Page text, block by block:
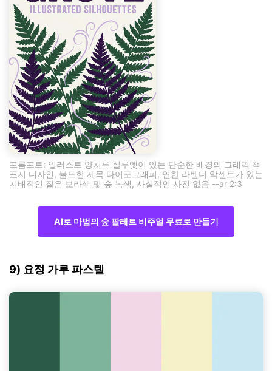
프롬프트: 일러스트 양치류 실루엣이 있는 단순한 배경의 그래픽 책
표지 디자인, 볼드한 제목 타이포그래피, 연한 라벤더 악센트가 있는
지배적인 짙은 보라색 및 숲 녹색, 사실적인 사진 없음 --ar 2:3
AI로 마법의 숲 팔레트 비주얼 무료로 만들기
9) 요정 가루 파스텔